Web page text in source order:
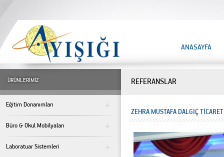
ANASAYFA
ÜRÜNLERİMİZ
Eğitim Donanımları
Büro & Okul Mobilyaları
Laboratuar Sistemleri
REFERANSLAR
ZEHRA MUSTAFA DALGIÇ